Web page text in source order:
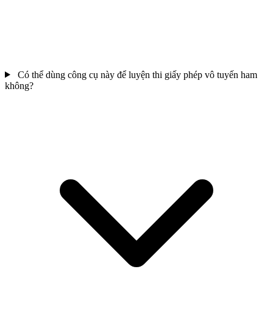
Có thể dùng công cụ này để luyện thi giấy phép vô tuyến ham
không?